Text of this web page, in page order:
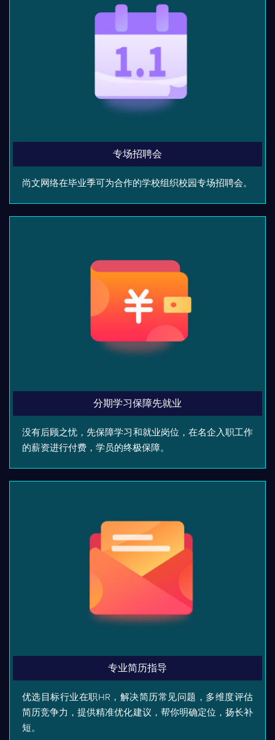
专场招聘会
尚文网络在毕业季可为合作的学校组织校园专场招聘会。
分期学习保障先就业
没有后顾之忧，先保障学习和就业岗位，在名企入职工作
的薪资进行付费，学员的终极保障。
专业简历指导
优选目标行业在职HR，解决简历常见问题，多维度评估
简历竞争力，提供精准优化建议，帮你明确定位，扬长补
短。